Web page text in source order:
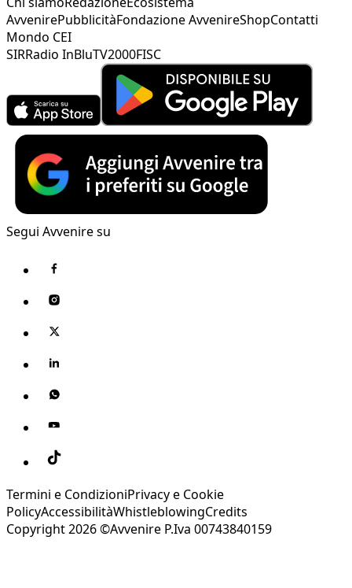
AvvenirePubblicitàFondazione AvvenireShopContatti
Mondo CEI
SIRRadio InBluTV2000FISC
Segui Avvenire su
Termini e CondizioniPrivacy e Cookie
PolicyAccessibilitàWhistleblowingCredits
Copyright 2026 ©Avvenire P.Iva 00743840159